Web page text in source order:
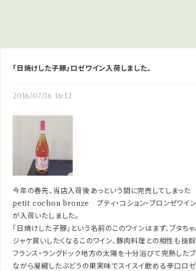
「日焼けした子豚」ロゼワイン入荷しました。
2016/07/16 16:12
今年の春先、当店入荷後あっという間に完売してしまった
petit cochon bronze プティ・コション・ブロンゼワイ
が入荷いたしました。
「日焼けした子豚」という名前のこのワインはまず、ブタ
ジャケ買いしたくなるこのワイン、豚肉料理との相性も抜群
フランス・ラングドック地方の太陽を十分浴びて完熟した
ながら凝縮したぶどうの果実味でスイスイ飲める辛口ロゼ